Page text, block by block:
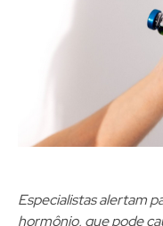
Especialistas alertam
hormônio, que pode